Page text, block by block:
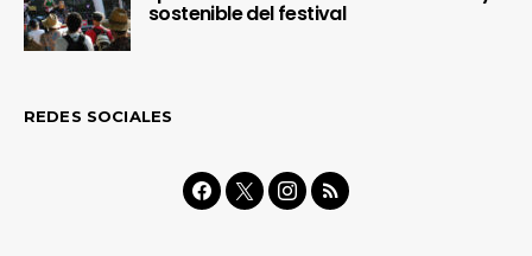
sostenible del festival
REDES SOCIALES